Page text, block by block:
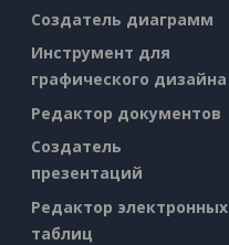
Создатель диаграмм
Инструмент для
графического дизайна
Редактор документов
Создатель
презентаций
Редактор электронных
таблиц